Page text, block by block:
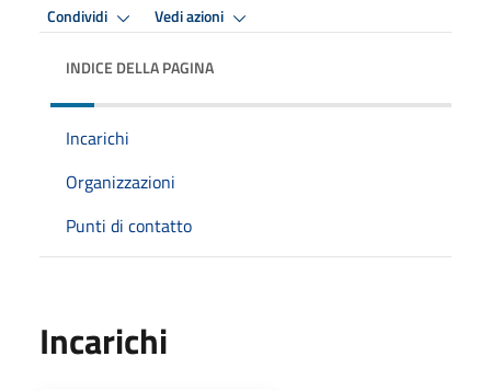
Condividi Vedi azioni
INDICE DELLA PAGINA
Incarichi
Organizzazioni
Punti di contatto
Incarichi